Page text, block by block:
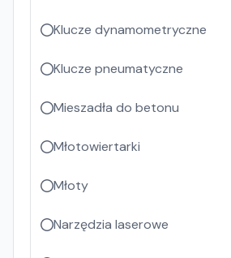
Klucze dynamometryczne
Klucze pneumatyczne
Mieszadła do betonu
Młotowiertarki
Młoty
Narzędzia laserowe